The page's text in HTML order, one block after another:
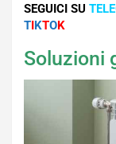
SEGUICI SU
TIKTOK
Soluzioni